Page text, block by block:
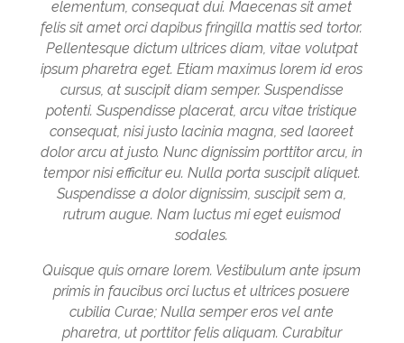
elementum, consequat dui. Maecenas sit amet
felis sit amet orci dapibus fringilla mattis sed tortor.
Pellentesque dictum ultrices diam, vitae volutpat
ipsum pharetra eget. Etiam maximus lorem id eros
cursus, at suscipit diam semper. Suspendisse
potenti. Suspendisse placerat, arcu vitae tristique
consequat, nisi justo lacinia magna, sed laoreet
dolor arcu at justo. Nunc dignissim porttitor arcu, in
tempor nisi efficitur eu. Nulla porta suscipit aliquet.
Suspendisse a dolor dignissim, suscipit sem a,
rutrum augue. Nam luctus mi eget euismod
sodales.
Quisque quis ornare lorem. Vestibulum ante ipsum
primis in faucibus orci luctus et ultrices posuere
cubilia Curae; Nulla semper eros vel ante
pharetra, ut porttitor felis aliquam. Curabitur